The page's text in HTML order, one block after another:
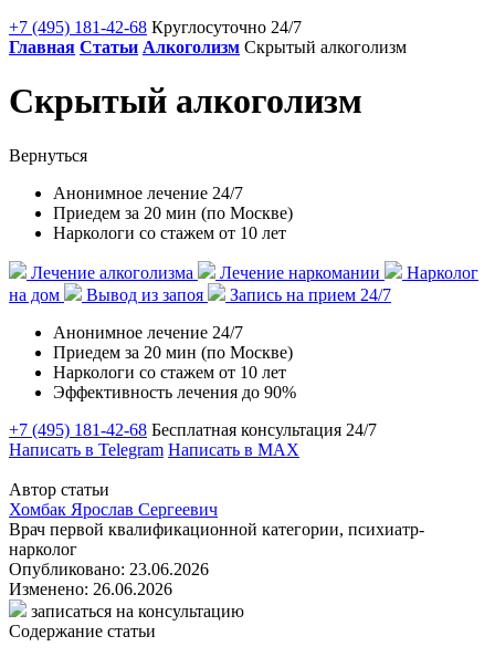
+7 (495) 181-42-68 Круглосуточно 24/7
Главная Статьи Алкоголизм Скрытый алкоголизм
Скрытый алкоголизм
Вернуться
Анонимное лечение 24/7
Приедем за 20 мин (по Москве)
Наркологи со стажем от 10 лет
Лечение алкоголизма Лечение наркомании
Нарколог
на дом
Вывод из запоя
Запись на прием 24/7
Анонимное лечение 24/7
Приедем за 20 мин (по Москве)
Наркологи со стажем от 10 лет
Эффективность лечения до 90%
+7 (495) 181-42-68 Бесплатная консультация 24/7
Написать в Telegram Написать в MAX
Автор статьи
Хомбак Ярослав Сергеевич
Врач первой квалификационной категории, психиатр-
нарколог
Опубликовано: 23.06.2026
Изменено: 26.06.2026
записаться на консультацию
Содержание статьи